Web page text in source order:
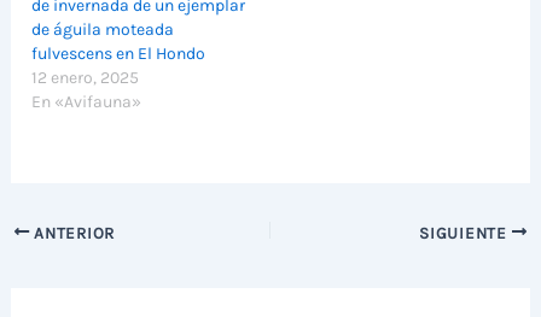
de invernada de un ejemplar
de águila moteada
fulvescens en El Hondo
12 enero, 2025
En «Avifauna»
ANTERIOR SIGUIENTE